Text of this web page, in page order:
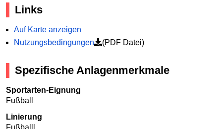
Links
Auf Karte anzeigen
Nutzungsbedingungen
(PDF Datei)
Spezifische Anlagenmerkmale
Sportarten-Eignung
Linierung